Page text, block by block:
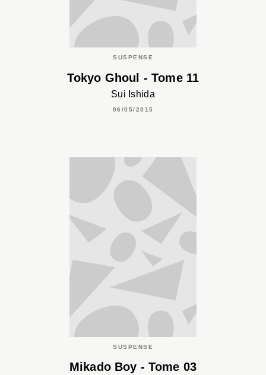
SUSPENSE
Tokyo Ghoul - Tome 11
Sui Ishida
06/05/2015
SUSPENSE
Mikado Boy - Tome 03